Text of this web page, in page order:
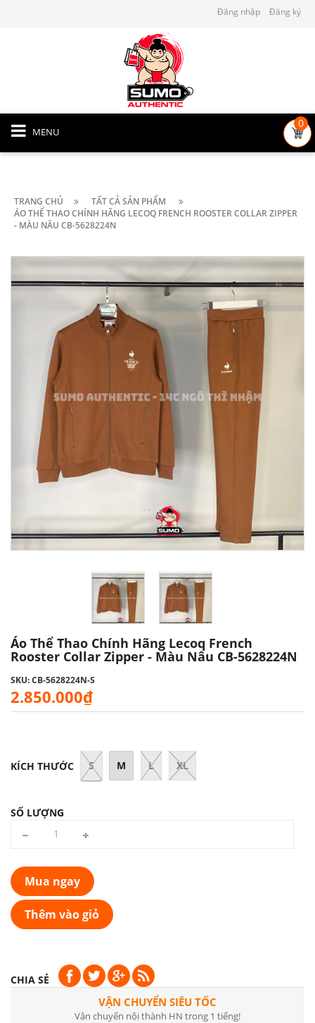
Đăng nhập Đăng ký
MENU
0
TRANG CHỦ
TẤT CẢ SẢN PHẨM
ÁO THỂ THAO CHÍNH HÃNG LECOQ FRENCH ROOSTER COLLAR ZIPPER
- MÀU NÂU CB-5628224N
Áo Thể Thao Chính Hãng Lecoq French
Rooster Collar Zipper - Màu Nâu CB-5628224N
SKU: CB-5628224N-S
2.850.000₫
KÍCH THƯỚC S M L XL
SỐ LƯỢNG
Mua ngay
Thêm vào giỏ
CHIA SẺ
VẬN CHUYỂN SIÊU TỐC
Vận chuyển nội thành HN trong 1 tiếng!